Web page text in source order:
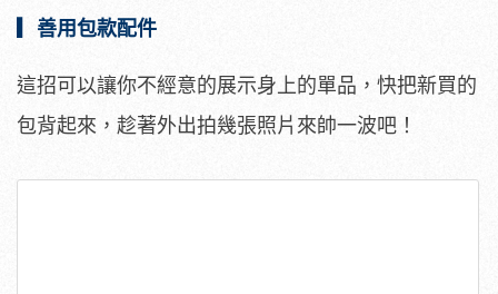
▎善用包款配件
這招可以讓你不經意的展示身上的單品，快把新買的
包背起來，趁著外出拍幾張照片來帥一波吧！